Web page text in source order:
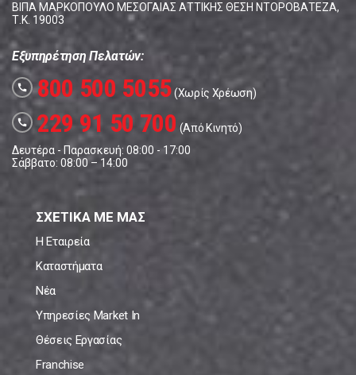
ΒΙΠΑ ΜΑΡΚΟΠΟΥΛΟ ΜΕΣΟΓΑΙΑΣ ΑΤΤΙΚΗΣ ΘΕΣΗ ΝΤΟΡΟΒΑΤΕΖΑ,
Τ.Κ. 19003
Εξυπηρέτηση Πελατών:
call 800 500 5055(Χωρίς Χρέωση)
call 229 91 50 700 (Από Κινητό)
Δευτέρα - Παρασκευή: 08:00 - 17:00
Σάββατο: 08:00 – 14:00
ΣΧΕΤΙΚΑ ΜΕ ΜΑΣ
Η Εταιρεία
Καταστήματα
Νέα
Υπηρεσίες Market In
Θέσεις Εργασίας
Franchise